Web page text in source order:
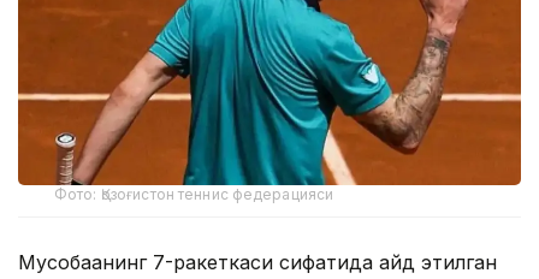
Фото: Қозоғистон теннис федерацияси
Мусобақанинг 7-ракеткаси сифатида қайд этилган